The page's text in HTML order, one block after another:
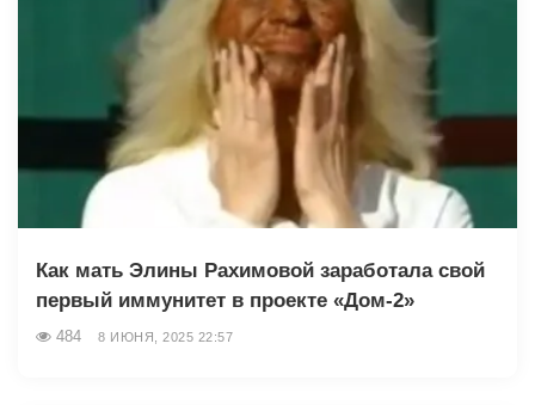
Как мать Элины Рахимовой заработала свой
первый иммунитет в проекте «Дом-2»
484 8 ИЮНЯ, 2025 22:57